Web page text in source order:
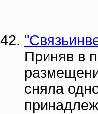
Приняв в
сняла